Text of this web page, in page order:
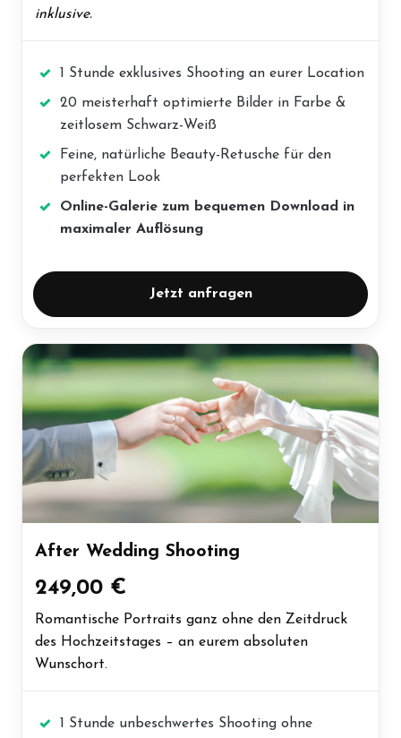
inklusive.
1 Stunde exklusives Shooting an eurer Location
20 meisterhaft optimierte Bilder in Farbe &
zeitlosem Schwarz-Weiß
Feine, natürliche Beauty-Retusche für den
perfekten Look
Online-Galerie zum bequemen Download in
maximaler Auflösung
Jetzt anfragen
After Wedding Shooting
249,00 €
Romantische Portraits ganz ohne den Zeitdruck
des Hochzeitstages – an eurem absoluten
Wunschort.
1 Stunde unbeschwertes Shooting ohne